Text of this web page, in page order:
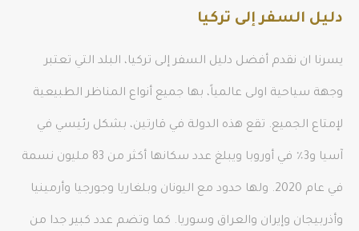
دليل السفر إلى تركيا
يسرنا ان نقدم أفضل دليل السفر إلى تركيا، البلد التي تعتبر
وجهة سياحية اولى عالمياً، بها جميع أنواع المناظر الطبيعية
لإمتاع الجميع. تقع هذه الدولة في قارتين، بشكل رئيسي في
آسيا و3٪ في أوروبا ويبلغ عدد سكانها أكثر من 83 مليون نسمة
في عام 2020. ولها حدود مع اليونان وبلغاريا وجورجيا وأرمينيا
وأذربيجان وإيران والعراق وسوريا. كما وتضم عدد كبير جدا من